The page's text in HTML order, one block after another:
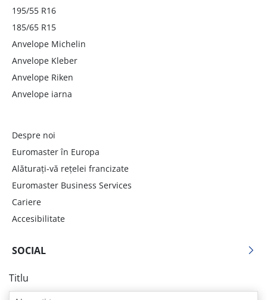
195/55 R16
185/65 R15
Anvelope Michelin
Anvelope Kleber
Anvelope Riken
Anvelope iarna
Despre noi
Euromaster în Europa
Alăturați-vă rețelei francizate
Euromaster Business Services
Cariere
Accesibilitate
SOCIAL
Titlu